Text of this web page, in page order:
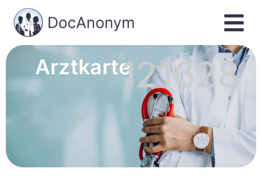
Arztkarte121628